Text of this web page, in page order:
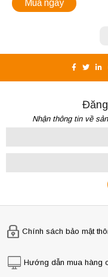
Mua ngay
Nhận thông tin về
Chính sách bảo mật
Hướng dẫn mua hàng